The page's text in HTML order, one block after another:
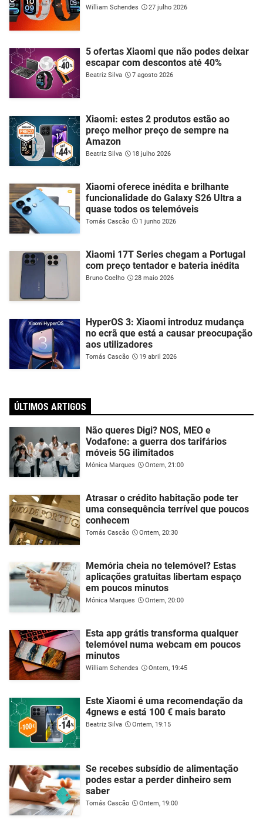
William Schendes 27 julho 2026
5 ofertas Xiaomi que não podes deixar
escapar com descontos até 40%
Beatriz Silva 7 agosto 2026
Xiaomi: estes 2 produtos estão ao
preço melhor preço de sempre na
Amazon
Beatriz Silva 18 julho 2026
Xiaomi oferece inédita e brilhante
funcionalidade do Galaxy S26 Ultra a
quase todos os telemóveis
Tomás Cascão 1 junho 2026
Xiaomi 17T Series chegam a Portugal
com preço tentador e bateria inédita
Bruno Coelho 28 maio 2026
HyperOS 3: Xiaomi introduz mudança
no ecrã que está a causar preocupação
aos utilizadores
Tomás Cascão 19 abril 2026
ÚLTIMOS ARTIGOS
Não queres Digi? NOS, MEO e
Vodafone: a guerra dos tarifários
móveis 5G ilimitados
Mónica Marques Ontem, 21:00
Atrasar o crédito habitação pode ter
uma consequência terrível que poucos
conhecem
Tomás Cascão Ontem, 20:30
Memória cheia no telemóvel? Estas
aplicações gratuitas libertam espaço
em poucos minutos
Mónica Marques Ontem, 20:00
Esta app grátis transforma qualquer
telemóvel numa webcam em poucos
minutos
William Schendes Ontem, 19:45
Este Xiaomi é uma recomendação da
4gnews e está 100 € mais barato
Beatriz Silva Ontem, 19:15
Se recebes subsídio de alimentação
podes estar a perder dinheiro sem
saber
Tomás Cascão Ontem, 19:00